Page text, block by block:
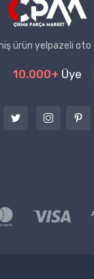
ürün yelpazeli oto
10.000+ Üye